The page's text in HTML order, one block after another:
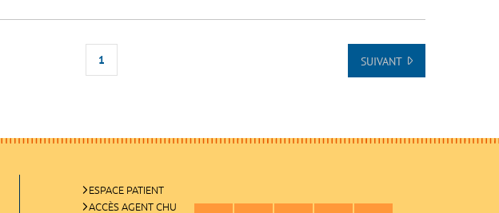
1 SUIVANT
ESPACE PATIENT
ACCÈS AGENT CHU